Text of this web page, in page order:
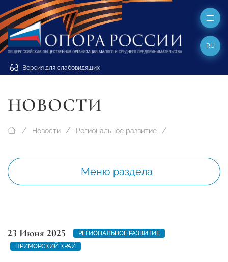
Версия для слабовидящих
RU
НОВОСТИ
Новости Региональное развитие
Меню раздела
23 Июня 2025
РЕГИОНАЛЬНОЕ РАЗВИТИЕ
ПРИМОРСКИЙ КРАЙ